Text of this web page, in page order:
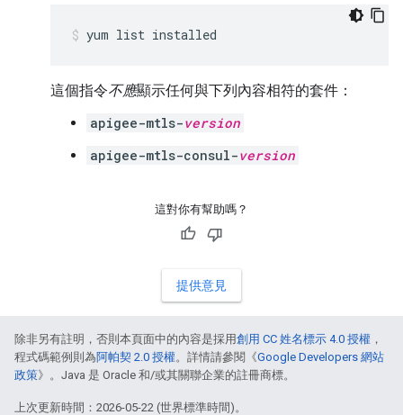
yum list installed
這個指令不應顯示任何與下列內容相符的套件：
apigee-mtls-version
apigee-mtls-consul-version
這對你有幫助嗎？
提供意見
除非另有註明，否則本頁面中的內容是採用創用 CC 姓名標示 4.0 授權 ，
程式碼範例則為阿帕契 2.0 授權。詳情請參閱《Google Developers 網站
政策》。Java 是 Oracle 和/或其關聯企業的註冊商標。
上次更新時間：2026-05-22 (世界標準時間)。